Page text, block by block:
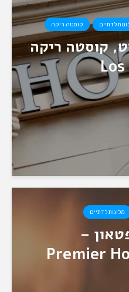
לדתיים קוסטה ריקה
קוסטה ריקה
מלונות לדתיים
–
Premier